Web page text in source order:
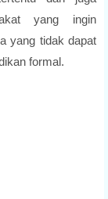
yang ingin
yang tidak dapat
formal.